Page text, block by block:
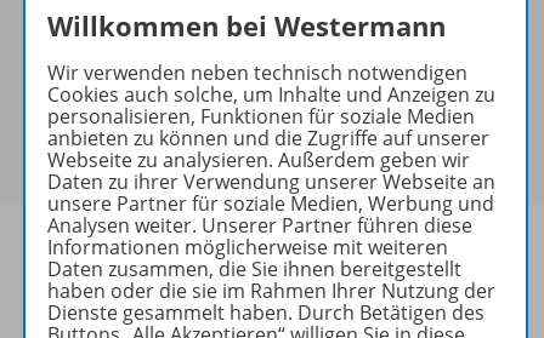
Hinweis zu Sonderkonditionen
Bei Bezahlung über Paypal und Kreditkarte können
keine Sonderkonditionen gewährt werden.
Sie haben ein passendesSpar-Paket?
Um den für Sie gültigen Preis zu sehen,melden Sie
sich bitte an.
Informationen
Willkommen bei Westermann
Wir verwenden neben technisch notwendigen
Cookies auch solche, um Inhalte und Anzeigen zu
personalisieren, Funktionen für soziale Medien
anbieten zu können und die Zugriffe auf unserer
Webseite zu analysieren. Außerdem geben wir
Daten zu ihrer Verwendung unserer Webseite an
unsere Partner für soziale Medien, Werbung und
Analysen weiter. Unserer Partner führen diese
Informationen möglicherweise mit weiteren
Daten zusammen, die Sie ihnen bereitgestellt
haben oder die sie im Rahmen Ihrer Nutzung der
Dienste gesammelt haben. Durch Betätigen des